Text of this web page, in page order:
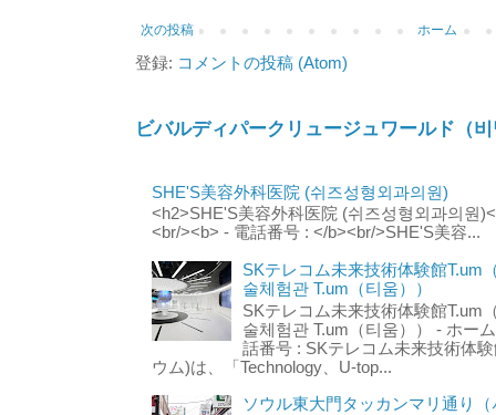
次の投稿 ホーム
登録: コメントの投稿 (Atom)
ビバルディパークリュージュワールド（
SHE'S美容外科医院 (쉬즈성형외과의원)
<h2>SHE'S美容外科医院 (쉬즈성형외과의원
<br/><b> - 電話番号 : </b><br/>SHE'S美容...
SKテレコム未来技術体験館T.um
술체험관 T.um（티움））
SKテレコム未来技術体験館T.um
술체험관 T.um（티움）） - ホー
話番号 : SKテレコム未来技術体
ウム)は、「Technology、U-top...
ソウル東大門タッカンマリ通り